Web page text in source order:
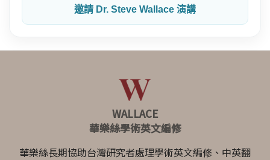
邀請 Dr. Steve Wallace 演講
WALLACE
華樂絲學術英文編修
華樂絲長期協助台灣研究者處理學術英文編修、中英翻